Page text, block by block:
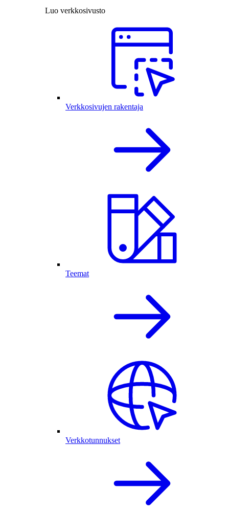
Luo verkkosivusto
Verkkosivujen rakentaja
Teemat
Verkkotunnukset